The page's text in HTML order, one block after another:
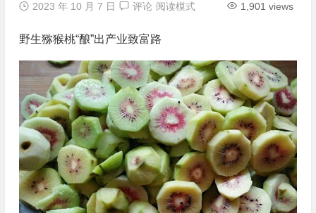
2023 年 10 月 7 日 评论 1,901 views
阅读模式
野生猕猴桃“酿”出产业致富路